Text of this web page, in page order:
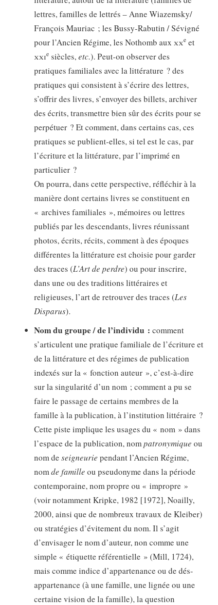
lettres, familles de lettrés – Anne Wiazemsky/
François Mauriac ; les Bussy-Rabutin / Sévigné
pour l’Ancien Régime, les Nothomb aux xxe et
xxie siècles, etc.). Peut-on observer des
pratiques familiales avec la littérature ? des
pratiques qui consistent à s’écrire des lettres,
s’offrir des livres, s’envoyer des billets, archiver
des écrits, transmettre bien sûr des écrits pour se
perpétuer ? Et comment, dans certains cas, ces
pratiques se publient-elles, si tel est le cas, par
l’écriture et la littérature, par l’imprimé en
particulier ?
On pourra, dans cette perspective, réfléchir à la
manière dont certains livres se constituent en
« archives familiales », mémoires ou lettres
publiés par les descendants, livres réunissant
photos, écrits, récits, comment à des époques
différentes la littérature est choisie pour garder
des traces (L’Art de perdre) ou pour inscrire,
dans une ou des traditions littéraires et
religieuses, l’art de retrouver des traces (Les
Disparus).
Nom du groupe / de l’individu : comment
s’articulent une pratique familiale de l’écriture et
de la littérature et des régimes de publication
indexés sur la « fonction auteur », c’est-à-dire
sur la singularité d’un nom ; comment a pu se
faire le passage de certains membres de la
famille à la publication, à l’institution littéraire ?
Cette piste implique les usages du « nom » dans
l’espace de la publication, nom patronymique ou
nom de seigneurie pendant l’Ancien Régime,
nom de famille ou pseudonyme dans la période
contemporaine, nom propre ou « impropre »
(voir notamment Kripke, 1982 [1972], Noailly,
2000, ainsi que de nombreux travaux de Kleiber)
ou stratégies d’évitement du nom. Il s’agit
d’envisager le nom d’auteur, non comme une
simple « étiquette référentielle » (Mill, 1724),
mais comme indice d’appartenance ou de dés-
appartenance (à une famille, une lignée ou une
certaine vision de la famille), la question